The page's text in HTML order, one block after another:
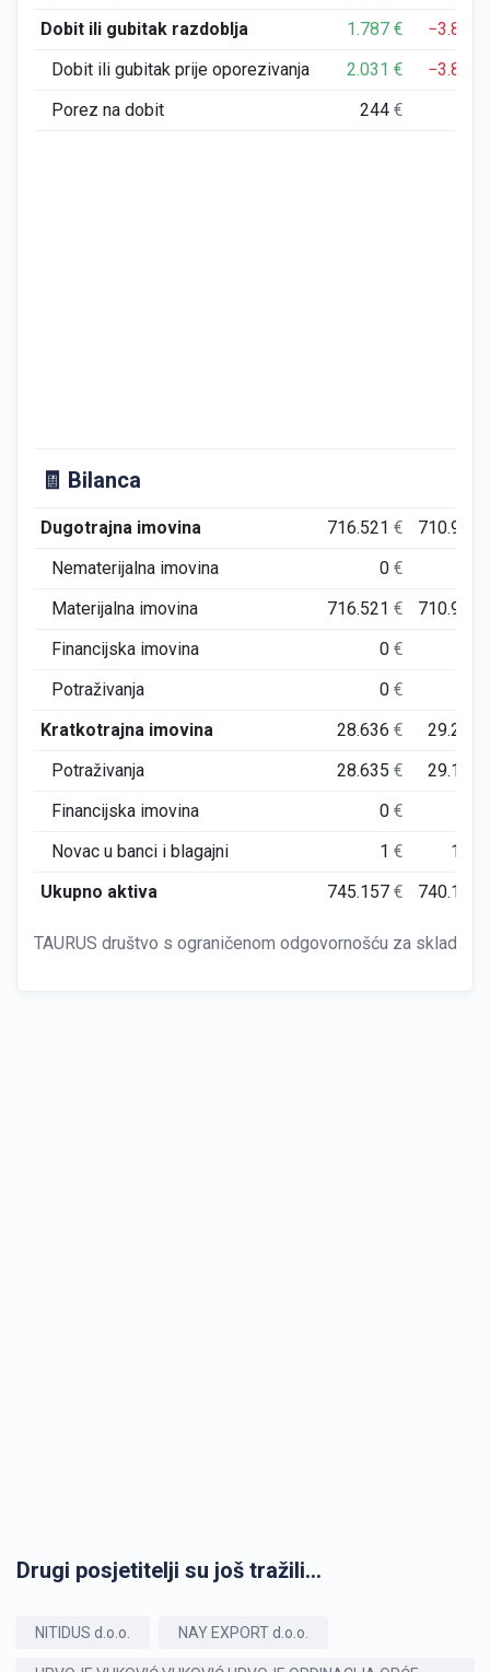
Dobit ili gubitak razdoblja
1.787€ −3.862
Dobit ili gubitak prije oporezivanja
2.031€ −3.862
Porez na dobit
244€
🧾 Bilanca
Dugotrajna imovina 716.521€ 710.951
Nematerijalna imovina
0€
Materijalna imovina
716.521€ 710.951
Financijska imovina
0€
Potraživanja
0€
Kratkotrajna imovina
28.636€ 29.233
Potraživanja
28.635€ 29.111
Financijska imovina
0€
Novac u banci i blagajni
1€ 122
Ukupno aktiva
745.157€ 740.183
TAURUS društvo s ograničenom odgovornošću za
Drugi posjetitelji su još tražili...
NITIDUS d.o.o. NAY EXPORT d.o.o.